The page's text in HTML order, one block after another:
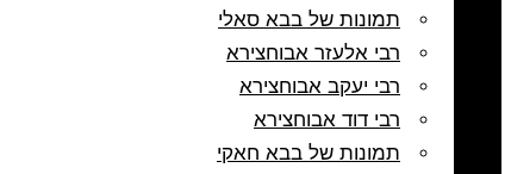
תמונות של בבא סאלי
רבי אלעזר אבוחצירא
רבי יעקב אבוחצירא
רבי דוד אבוחצירא
תמונות של בבא חאקי